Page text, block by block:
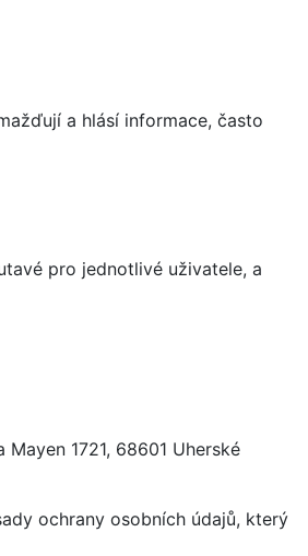
a hlásí informace, často
pro jednotlivé uživatele, a
1721, 68601 Uherské
ochrany osobních údajů, který